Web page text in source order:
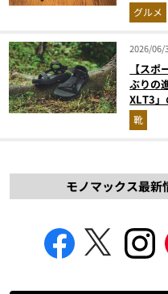
グルメ
2026/06/
【ス
ぶりの
XLT3
解説！
靴
モノマックス最新